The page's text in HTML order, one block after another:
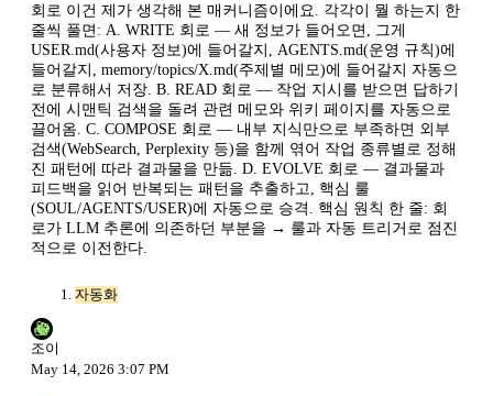
회로 이건 제가 생각해 본 매커니즘이에요. 각각이 뭘 하는지 한
줄씩 풀면: A. WRITE 회로 — 새 정보가 들어오면, 그게
USER.md(사용자 정보)에 들어갈지, AGENTS.md(운영 규칙)에
들어갈지, memory/topics/X.md(주제별 메모)에 들어갈지 자동으
로 분류해서 저장. B. READ 회로 — 작업 지시를 받으면 답하기
전에 시맨틱 검색을 돌려 관련 메모와 위키 페이지를 자동으로
끌어옴. C. COMPOSE 회로 — 내부 지식만으로 부족하면 외부
검색(WebSearch, Perplexity 등)을 함께 엮어 작업 종류별로 정해
진 패턴에 따라 결과물을 만듦. D. EVOLVE 회로 — 결과물과
피드백을 읽어 반복되는 패턴을 추출하고, 핵심 룰
(SOUL/AGENTS/USER)에 자동으로 승격. 핵심 원칙 한 줄: 회
로가 LLM 추론에 의존하던 부분을 → 룰과 자동 트리거로 점진
적으로 이전한다.
자동화
조이
May 14, 2026 3:07 PM